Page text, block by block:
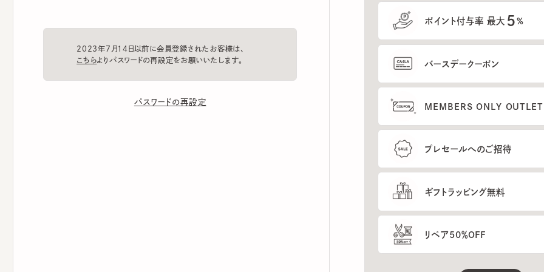
2023年7月14日以前に会員登録されたお客様は、
パスワードの再設定
ポイント付与率 最大 %
バースデークーポン
MEMBERS ONLY OUTLETのご
プレセールへのご招待
ギフトラッピング無料
リペア50％OFF